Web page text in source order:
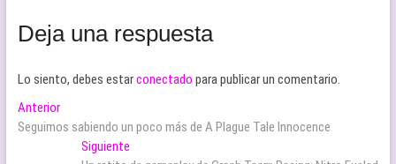
Deja una respuesta
Lo siento, debes estarconectado para publicar un comentario.
Navegación
de
AnteriorEntrada
anterior:
Seguimos sabiendo un poco más de A Plague Tale Innocence
Siguiente